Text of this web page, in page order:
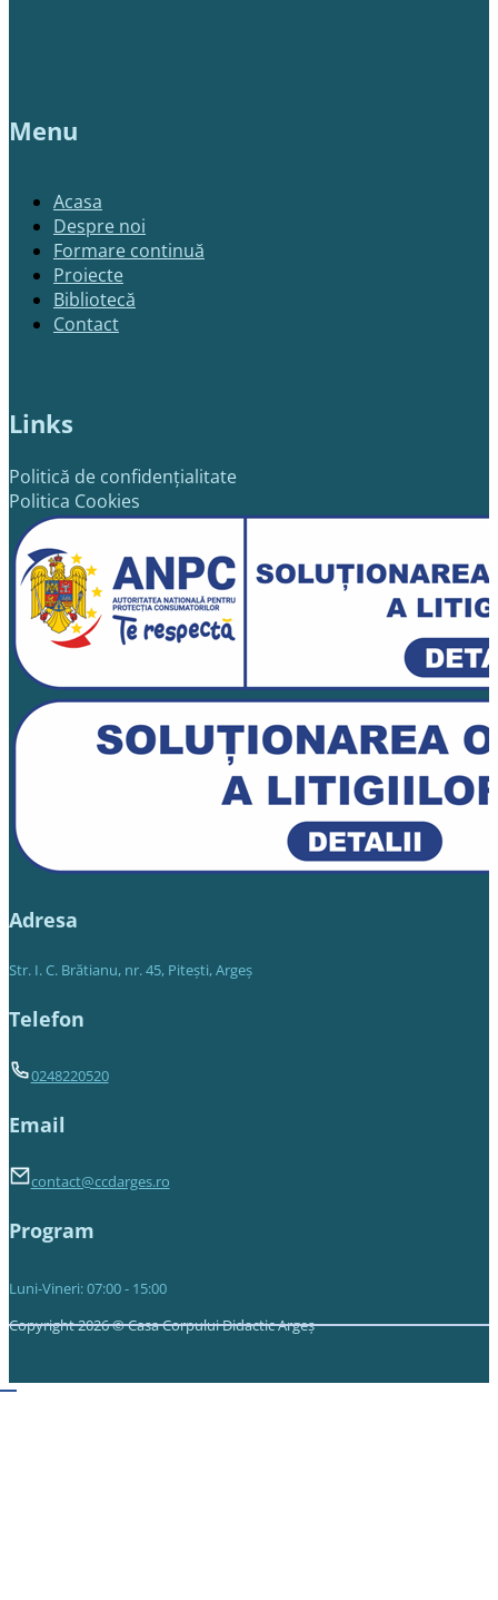
Menu
Acasa
Despre noi
Formare continuă
Proiecte
Bibliotecă
Contact
Links
Politică de confidențialitate
Politica Cookies
Adresa
Str. I. C. Brătianu, nr. 45, Piteşti, Argeş
Telefon
0248220520
Email
contact@ccdarges.ro
Program
Luni-Vineri: 07:00 - 15:00
Copyright 2026 © Casa Corpului Didactic Argeș